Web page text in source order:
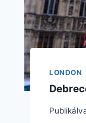
LONDON